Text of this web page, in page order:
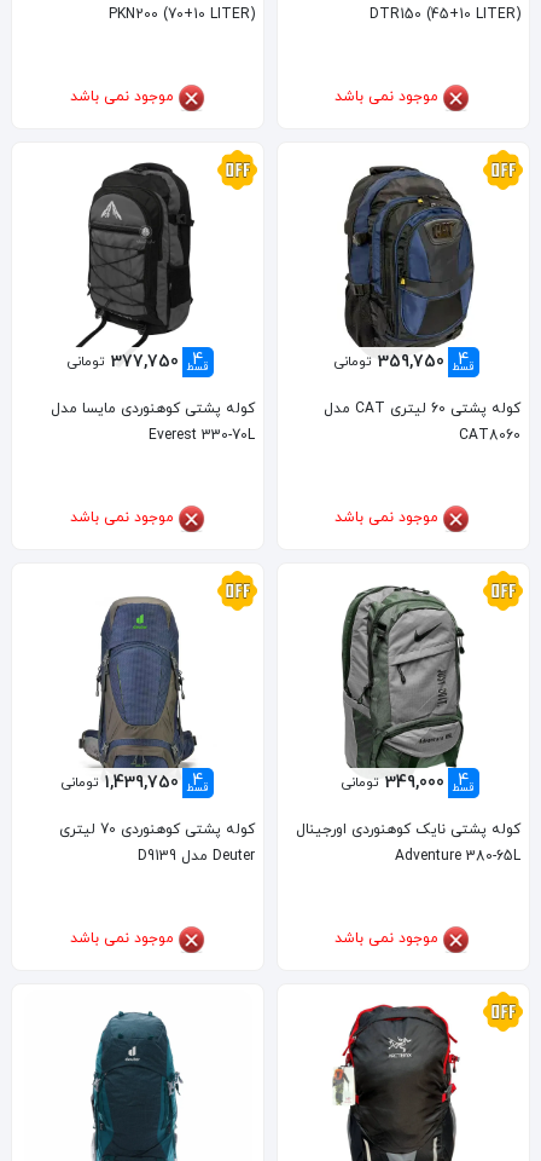
DTR150 (45+10 LITER)
موجود نمی باشد
PKN200 (70+10 LITER)
موجود نمی باشد
4
قسط 359,750 تومانی
کوله پشتی 60 لیتری CAT مدل
CAT8060
موجود نمی باشد
4
قسط 377,750 تومانی
کوله پشتی کوهنوردی مایسا مدل
Everest 330-70L
موجود نمی باشد
4
قسط 349,000 تومانی
کوله پشتی نایک کوهنوردی اورجینال
Adventure 380-65L
موجود نمی باشد
4
قسط 1,439,750 تومانی
کوله پشتی کوهنوردی 70 لیتری
Deuter مدل D9139
موجود نمی باشد